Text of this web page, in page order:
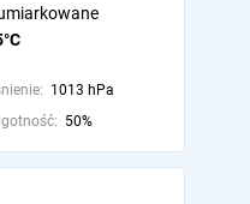
1013 hPa
50%